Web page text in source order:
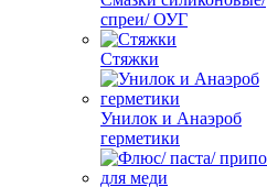
спреи/ ОУГ
Стяжки
Унилок и Анаэроб
герметики